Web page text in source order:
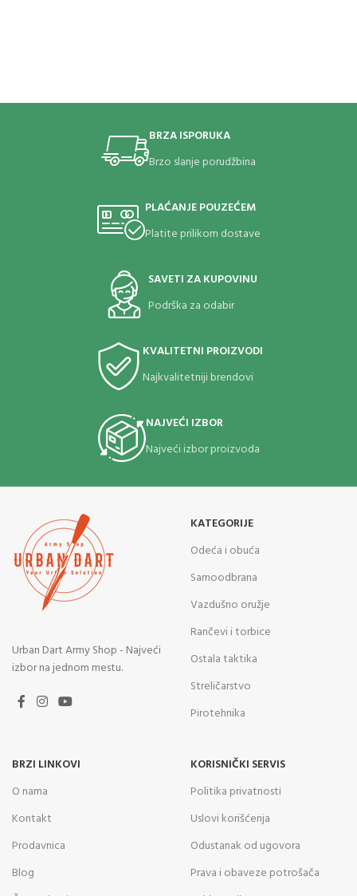
Doživotna garancija da "radi ili da
Gorivo: Zippo gorivo za upaljač
BRZA ISPORUKA
Brzo slanje porudžbina
PLAĆANJE POUZEĆEM
Platite prilikom dostave
SAVETI ZA KUPOVINU
Podrška za odabir
KVALITETNI PROIZVODI
Najkvalitetniji brendovi
NAJVEĆI IZBOR
Najveći izbor proizvoda
Urban Dart Army Shop - Najveći
izbor na jednom mestu.
KATEGORIJE
Odeća i obuća
Samoodbrana
Vazdušno oružje
Rančevi i torbice
Ostala taktika
Streličarstvo
Pirotehnika
BRZI LINKOVI
O nama
Kontakt
Prodavnica
Blog
KORISNIČKI SERVIS
Politika privatnosti
Uslovi korišćenja
Odustanak od ugovora
Prava i obaveze potrošača